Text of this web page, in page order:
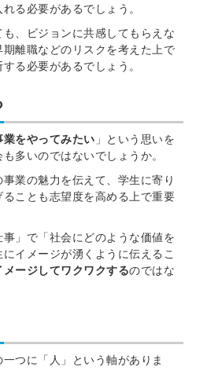
る必要があるでしょう。
、ビジョンに共感してもらえな
離職などのリスクを考えた上で
る必要があるでしょう。
をやってみたい 」という思いを
多いのではないでしょうか。
業の魅力を伝えて、学生に寄り
ことも志望度を高める上で重要
」で「社会にどのような価値を
イメージが湧くように伝えるこ
メージしてワクワクするのではな
つに「人」という軸がありま
簡単10秒！無料会員登録
採用課題の解決、新しい採用の
採用にまつわる独自の調査レポ
ートが届く